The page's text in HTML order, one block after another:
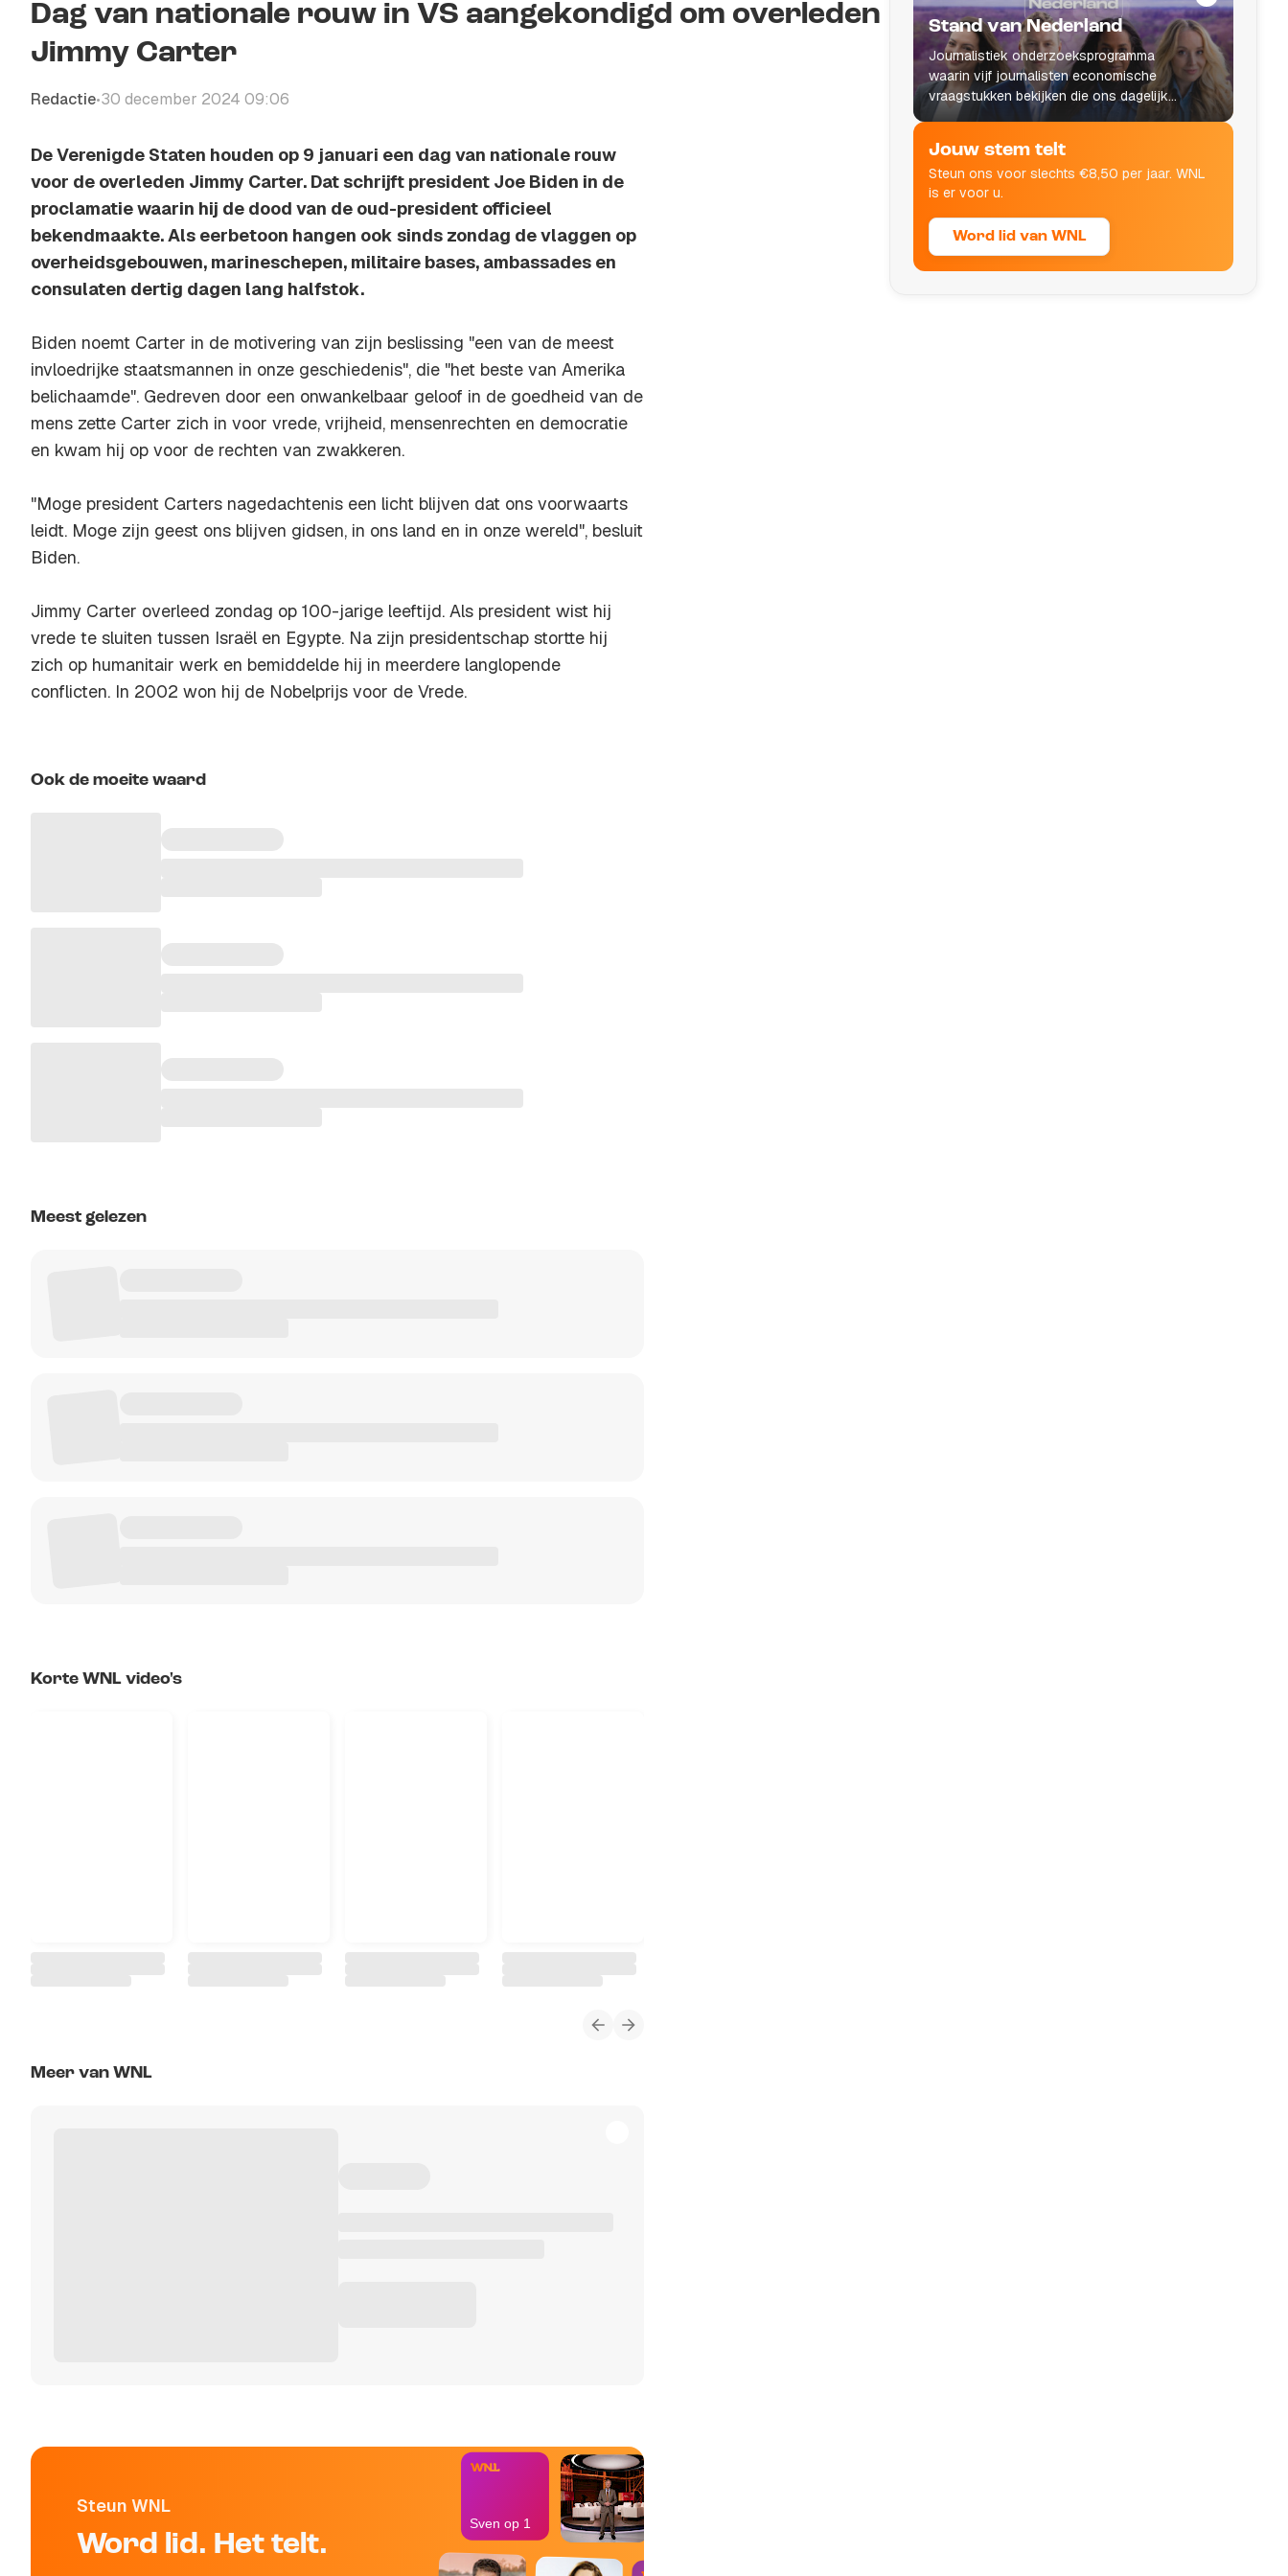
Dag van nationale rouw in VS aangekondigd om overleden
Jimmy Carter
Redactie•30 december 2024 09:06
De Verenigde Staten houden op 9 januari een dag van nationale rouw
voor de overleden Jimmy Carter. Dat schrijft president Joe Biden in de
proclamatie waarin hij de dood van de oud-president officieel
bekendmaakte. Als eerbetoon hangen ook sinds zondag de vlaggen op
overheidsgebouwen, marineschepen, militaire bases, ambassades en
consulaten dertig dagen lang halfstok.
Biden noemt Carter in de motivering van zijn beslissing "een van de meest
invloedrijke staatsmannen in onze geschiedenis", die "het beste van Amerika
belichaamde". Gedreven door een onwankelbaar geloof in de goedheid van de
mens zette Carter zich in voor vrede, vrijheid, mensenrechten en democratie
en kwam hij op voor de rechten van zwakkeren.
"Moge president Carters nagedachtenis een licht blijven dat ons voorwaarts
leidt. Moge zijn geest ons blijven gidsen, in ons land en in onze wereld", besluit
Biden.
Jimmy Carter overleed zondag op 100-jarige leeftijd. Als president wist hij
vrede te sluiten tussen Israël en Egypte. Na zijn presidentschap stortte hij
zich op humanitair werk en bemiddelde hij in meerdere langlopende
conflicten. In 2002 won hij de Nobelprijs voor de Vrede.
Ook de moeite waard
Meest gelezen
Korte WNL video's
Meer van WNL
Steun WNL
Word lid. Het telt.
Sven op 1
Stand van Nederland
Journalistiek onderzoeksprogramma
waarin vijf journalisten economische
vraagstukken bekijken die ons dagelijks
leven raken.
Jouw stem telt
Steun ons voor slechts €8,50 per jaar. WNL
is er voor u.
Word lid van WNL